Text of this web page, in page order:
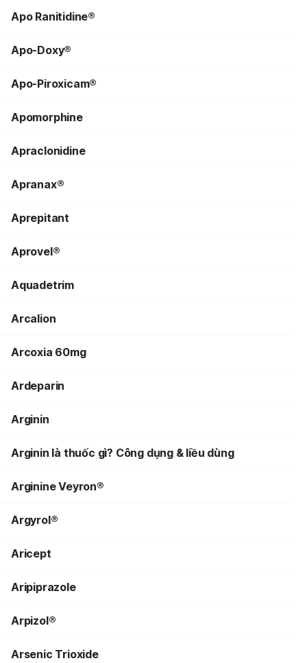
Apo Ranitidine®
Apo-Doxy®
Apo-Piroxicam®
Apomorphine
Apraclonidine
Apranax®
Aprepitant
Aprovel®
Aquadetrim
Arcalion
Arcoxia 60mg
Ardeparin
Arginin
Arginin là thuốc gì? Công dụng & liều dùng
Arginine Veyron®
Argyrol®
Aricept
Aripiprazole
Arpizol®
Arsenic Trioxide